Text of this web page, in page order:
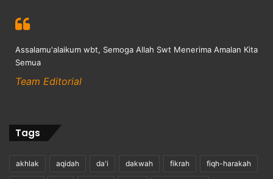
Assalamu'alaikum wbt, Semoga Allah Swt Menerima Amalan Kita
Semua
Team Editorial
Tags
akhlak aqidah da'i dakwah fikrah fiqh-harakah